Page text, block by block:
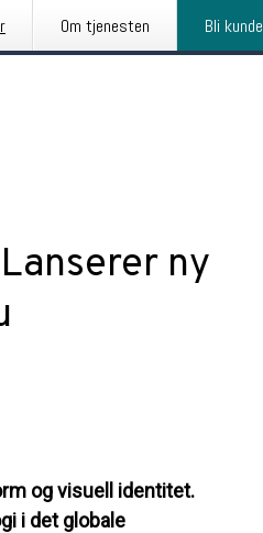
Om tjenesten Bli kunde
ny
og visuell identitet.
i det globale